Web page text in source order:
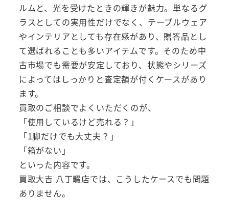
ルムと、光を受けたときの輝きが魅力。単なるグ
ラスとしての実用性だけでなく、テーブルウェア
やインテリアとしても存在感があり、贈答品とし
て選ばれることも多いアイテムです。そのため中
古市場でも需要が安定しており、状態やシリーズ
によってはしっかりと査定額が付くケースがあり
ます。
買取のご相談でよくいただくのが、
「使用しているけど売れる？」
「1脚だけでも大丈夫？」
「箱がない」
といった内容です。
買取大吉 八丁畷店では、こうしたケースでも問題
ありません。